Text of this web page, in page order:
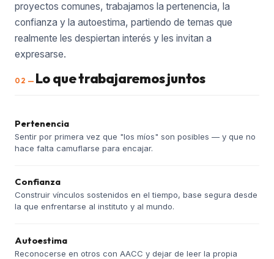
proyectos comunes, trabajamos la pertenencia, la
confianza y la autoestima, partiendo de temas que
realmente les despiertan interés y les invitan a
expresarse.
02 — Lo que trabajaremos juntos
Pertenencia
Sentir por primera vez que "los míos" son posibles — y que no
hace falta camuflarse para encajar.
Confianza
Construir vínculos sostenidos en el tiempo, base segura desde
la que enfrentarse al instituto y al mundo.
Autoestima
Reconocerse en otros con AACC y dejar de leer la propia